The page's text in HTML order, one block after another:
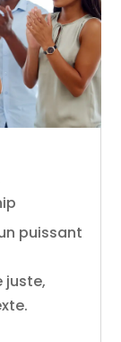
puissant
juste,